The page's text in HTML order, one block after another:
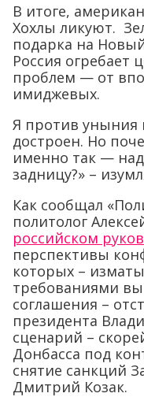
В итоге,
Хохлы ликуют.
подарка на
Россия огребает
проблем — от
имиджевых.
Я против уныния
достроен. Но
именно так —
задницу?» –
Как сообщал
политолог
российском
перспективы
которых –
требованиями
соглашения –
президента
сценарий –
Донбасса под
снятие санкций
Дмитрий Козак.